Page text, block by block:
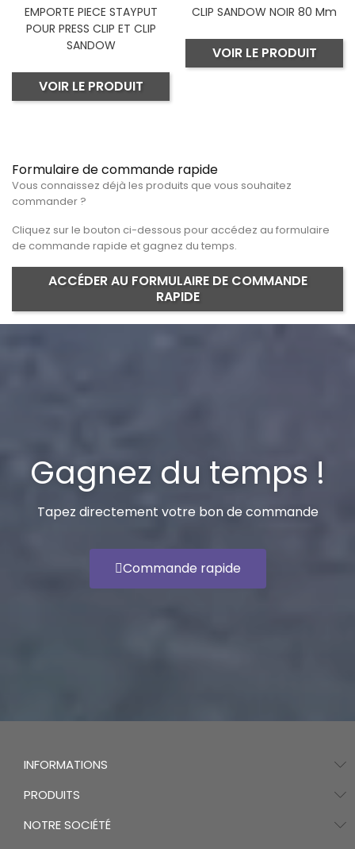
Formulaire de commande rapide
Vous connaissez déjà les produits que vous souhaitez
commander ?
Cliquez sur le bouton ci-dessous pour accédez au formulaire
de commande rapide et gagnez du temps.
ACCÉDER AU FORMULAIRE DE COMMANDE
RAPIDE
EMPORTE PIECE STAYPUT
POUR PRESS CLIP ET CLIP
SANDOW
VOIR LE PRODUIT
CLIP SANDOW NOIR 80 Mm
VOIR LE PRODUIT
Gagnez du temps !
Tapez directement votre bon de commande
Commande rapide
INFORMATIONS
PRODUITS
NOTRE SOCIÉTÉ